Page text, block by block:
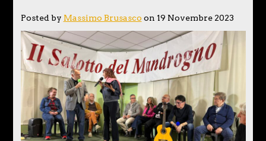
Posted by Massimo Brusasco on 19 Novembre 2023